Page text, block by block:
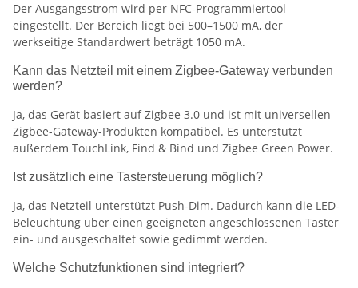
Der Ausgangsstrom wird per NFC-Programmiertool
eingestellt. Der Bereich liegt bei 500–1500 mA, der
werkseitige Standardwert beträgt 1050 mA.
Kann das Netzteil mit einem Zigbee-Gateway verbunden
werden?
Ja, das Gerät basiert auf Zigbee 3.0 und ist mit universellen
Zigbee-Gateway-Produkten kompatibel. Es unterstützt
außerdem TouchLink, Find & Bind und Zigbee Green Power.
Ist zusätzlich eine Tastersteuerung möglich?
Ja, das Netzteil unterstützt Push-Dim. Dadurch kann die LED-
Beleuchtung über einen geeigneten angeschlossenen Taster
ein- und ausgeschaltet sowie gedimmt werden.
Welche Schutzfunktionen sind integriert?